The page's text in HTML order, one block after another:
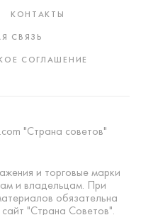
КОНТАКТЫ
СВЯЗЬ
СОГЛАШЕНИЕ
"Страна советов"
и торговые марки
и владельцам. При
обязательна
"Страна Советов".